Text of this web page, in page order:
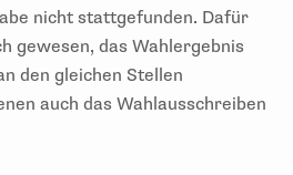
nicht stattgefunden. Dafür
gewesen, das Wahlergebnis
den gleichen Stellen
auch das Wahlausschreiben